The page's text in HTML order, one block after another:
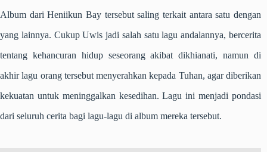
Album dari Heniikun Bay tersebut saling terkait antara satu dengan
yang lainnya. Cukup Uwis jadi salah satu lagu andalannya, bercerita
tentang kehancuran hidup seseorang akibat dikhianati, namun di
akhir lagu orang tersebut menyerahkan kepada Tuhan, agar diberikan
kekuatan untuk meninggalkan kesedihan. Lagu ini menjadi pondasi
dari seluruh cerita bagi lagu-lagu di album mereka tersebut.